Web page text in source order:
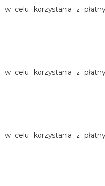
celu korzystania z
celu korzystania z
celu korzystania z